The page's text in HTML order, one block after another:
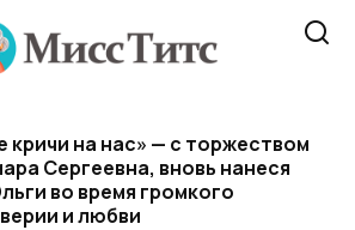
кричи на нас» — с торжеством
Сергеевна, вновь нанеся
во время громкого
и любви